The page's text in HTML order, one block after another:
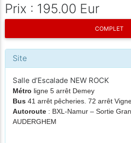
Prix : 195.00 Eur
COMPLET
Site
Salle d’Escalade NEW ROCK
Métro ligne 5 arrêt Demey
Bus 41 arrêt pêcheries. 72 arrêt
Autoroute : BXL-Namur – Sortie
AUDERGHEM